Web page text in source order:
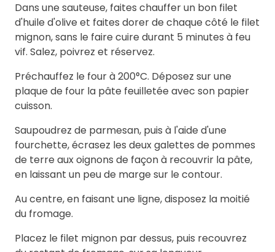
Dans une sauteuse, faites chauffer un bon filet
d'huile d'olive et faites dorer de chaque côté le filet
mignon, sans le faire cuire durant 5 minutes à feu
vif. Salez, poivrez et réservez.
Préchauffez le four à 200°C. Déposez sur une
plaque de four la pâte feuilletée avec son papier
cuisson.
Saupoudrez de parmesan, puis à l'aide d'une
fourchette, écrasez les deux galettes de pommes
de terre aux oignons de façon à recouvrir la pâte,
en laissant un peu de marge sur le contour.
Au centre, en faisant une ligne, disposez la moitié
du fromage.
Placez le filet mignon par dessus, puis recouvrez